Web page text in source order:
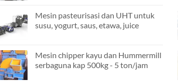
Mesin pasteurisasi dan UHT untuk
susu, yogurt, saus, etawa, juice
Mesin chipper kayu dan Hummermill
serbaguna kap 500kg - 5 ton/jam